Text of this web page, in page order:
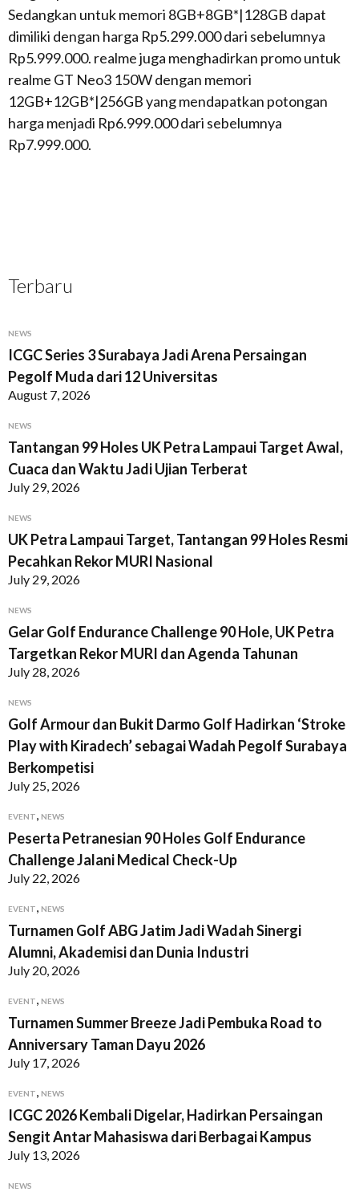
Sedangkan untuk memori 8GB+8GB*|128GB dapat
dimiliki dengan harga Rp5.299.000 dari sebelumnya
Rp5.999.000. realme juga menghadirkan promo untuk
realme GT Neo3 150W dengan memori
12GB+12GB*|256GB yang mendapatkan potongan
harga menjadi Rp6.999.000 dari sebelumnya
Rp7.999.000.
Terbaru
NEWS
ICGC Series 3 Surabaya Jadi Arena Persaingan
Pegolf Muda dari 12 Universitas
August 7, 2026
NEWS
Tantangan 99 Holes UK Petra Lampaui Target Awal,
Cuaca dan Waktu Jadi Ujian Terberat
July 29, 2026
NEWS
UK Petra Lampaui Target, Tantangan 99 Holes Resmi
Pecahkan Rekor MURI Nasional
July 29, 2026
NEWS
Gelar Golf Endurance Challenge 90 Hole, UK Petra
Targetkan Rekor MURI dan Agenda Tahunan
July 28, 2026
NEWS
Golf Armour dan Bukit Darmo Golf Hadirkan ‘Stroke
Play with Kiradech’ sebagai Wadah Pegolf Surabaya
Berkompetisi
July 25, 2026
EVENT, NEWS
Peserta Petranesian 90 Holes Golf Endurance
Challenge Jalani Medical Check-Up
July 22, 2026
EVENT, NEWS
Turnamen Golf ABG Jatim Jadi Wadah Sinergi
Alumni, Akademisi dan Dunia Industri
July 20, 2026
EVENT, NEWS
Turnamen Summer Breeze Jadi Pembuka Road to
Anniversary Taman Dayu 2026
July 17, 2026
EVENT, NEWS
ICGC 2026 Kembali Digelar, Hadirkan Persaingan
Sengit Antar Mahasiswa dari Berbagai Kampus
July 13, 2026
NEWS